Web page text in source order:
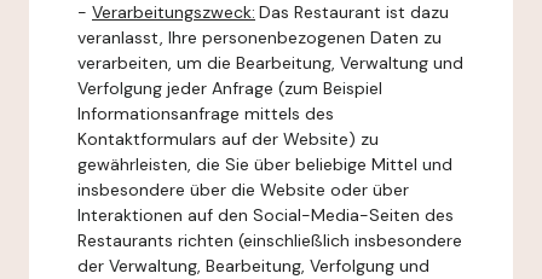
- Verarbeitungszweck: Das Restaurant ist dazu
veranlasst, Ihre personenbezogenen Daten zu
verarbeiten, um die Bearbeitung, Verwaltung und
Verfolgung jeder Anfrage (zum Beispiel
Informationsanfrage mittels des
Kontaktformulars auf der Website) zu
gewährleisten, die Sie über beliebige Mittel und
insbesondere über die Website oder über
Interaktionen auf den Social-Media-Seiten des
Restaurants richten (einschließlich insbesondere
der Verwaltung, Bearbeitung, Verfolgung und